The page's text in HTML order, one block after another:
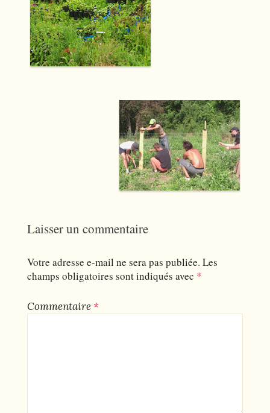
Laisser un commentaire
Votre adresse e-mail ne sera pas publiée. Les
champs obligatoires sont indiqués avec *
Commentaire *